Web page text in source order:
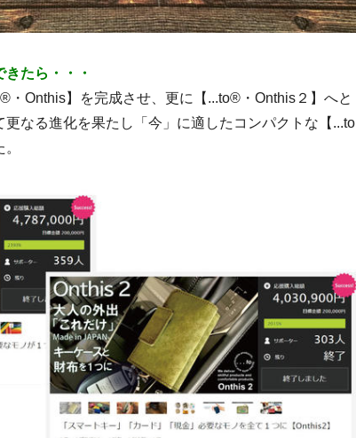
たら・・・
・Onthis】を完成させ、更に【...to®・Onthis２】へと
なる進化を果たし「今」に適したコンパクトな【...to